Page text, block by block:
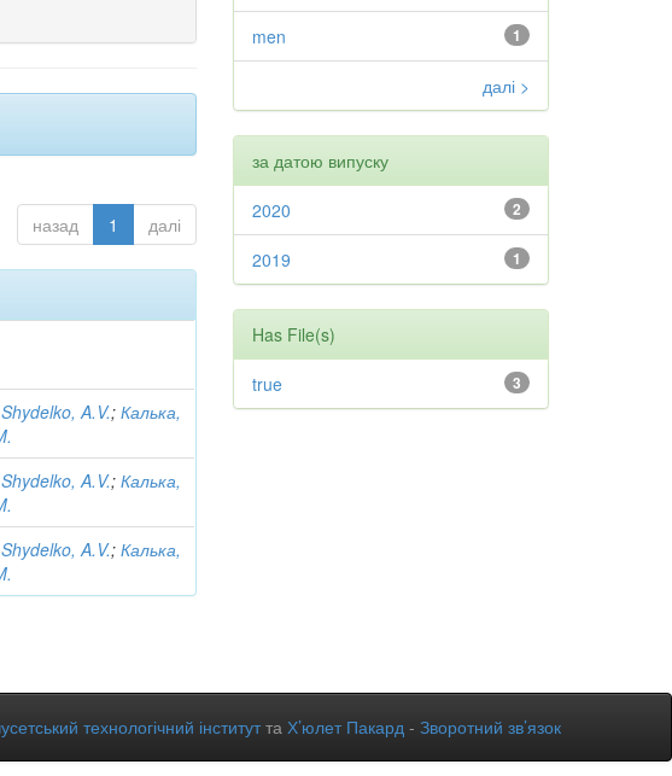
назад 1 далі
Shydelko, A.V.;Калька,
Shydelko, A.V.;Калька,
Shydelko, A.V.;Калька,
1
men
далі >
за датою випуску
2
2020
1
2019
Has File(s)
3
true
технологічний інститутта Х’юлет Пакард - Зворотний зв’язок